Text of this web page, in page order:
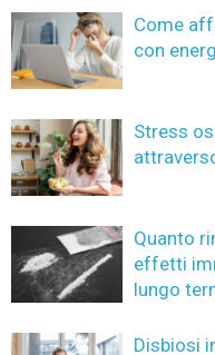
Come
con
Stress
Quanto
effetti
lungo
Disbiosi